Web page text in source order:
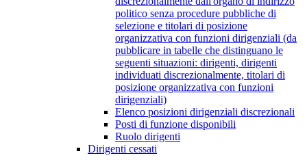
politico senza procedure pubbliche di
selezione e titolari di posizione
organizzativa con funzioni dirigenziali (da
pubblicare in tabelle che distinguano le
seguenti situazioni: dirigenti, dirigenti
individuati discrezionalmente, titolari di
posizione organizzativa con funzioni
dirigenziali)
Elenco posizioni dirigenziali discrezionali
Posti di funzione disponibili
Ruolo dirigenti
Dirigenti cessati